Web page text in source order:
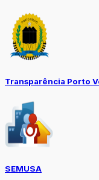
Transparência Porto
SEMUSA